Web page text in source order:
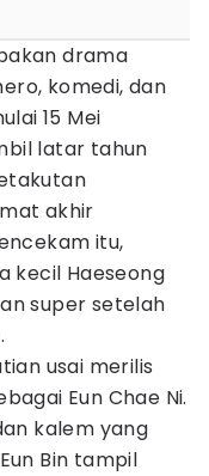
drama
komedi, dan
15 Mei
latar tahun
akhir
itu,
kecil Haeseong
super setelah
usai merilis
Eun Chae Ni.
kalem yang
Bin tampil